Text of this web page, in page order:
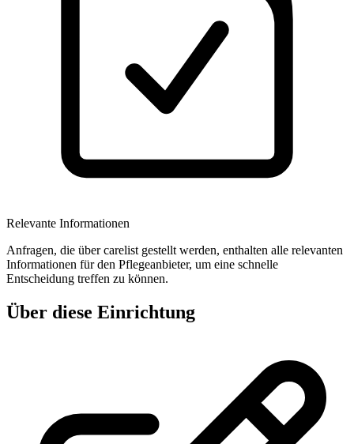
Relevante Informationen
Anfragen, die über carelist gestellt werden, enthalten alle relevanten
Informationen für den Pflegeanbieter, um eine schnelle
Entscheidung treffen zu können.
Über diese Einrichtung